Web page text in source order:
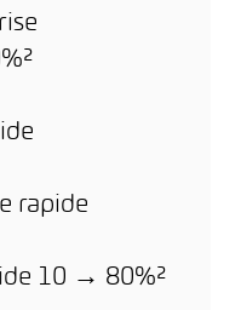
rapide
10 → 80%²